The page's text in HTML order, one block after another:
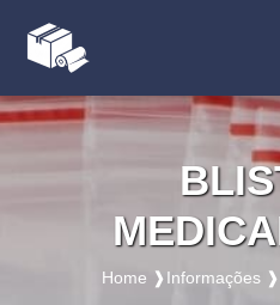
Home ❱ Informações ❱